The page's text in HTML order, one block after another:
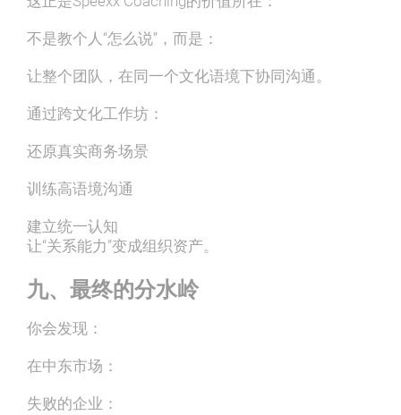
不是教个人“怎么说”，而是：
让整个团队，在同一个文化语境下协同沟通。
通过跨文化工作坊：
还原真实商务场景
训练高语境沟通
建立统一认知
让“关系能力”变成组织资产。
九、最终的分水岭
你会发现：
在中东市场：
失败的企业：